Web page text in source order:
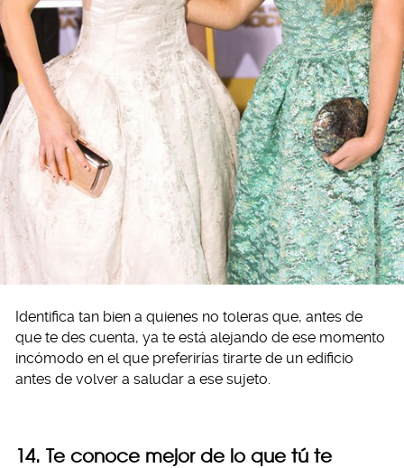
Identifica tan bien a quienes no toleras que, antes de
que te des cuenta, ya te está alejando de ese momento
incómodo en el que preferirías tirarte de un edificio
antes de volver a saludar a ese sujeto.
14. Te conoce mejor de lo que tú te